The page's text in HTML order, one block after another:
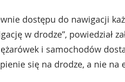
dostępu do nawigacji
w drodze”, powiedział
i samochodów
się na drodze, a nie na